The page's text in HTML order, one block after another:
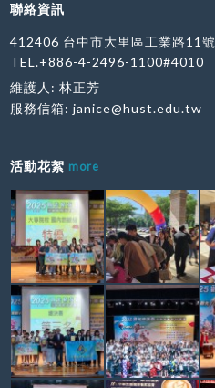
聯絡資訊
412406 台中市大里區工業路11號
TEL.+886-4-2496-1100#4010
維護人: 林正芳
服務信箱:janice@hust.edu.tw
活動花絮 more